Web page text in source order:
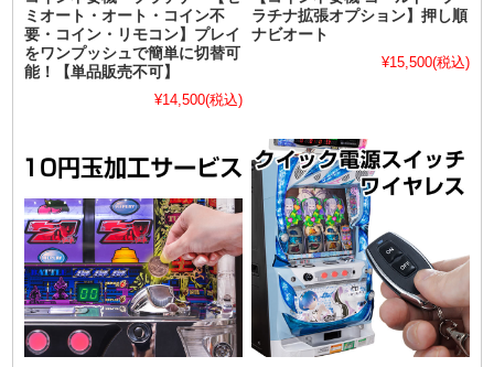
ミオート・オート・コイン不
要・コイン・リモコン】プレイ
をワンプッシュで簡単に切替可
能！【単品販売不可】
¥14,500(税込)
ラチナ拡張オプション】押し順
ナビオート
¥15,500(税込)